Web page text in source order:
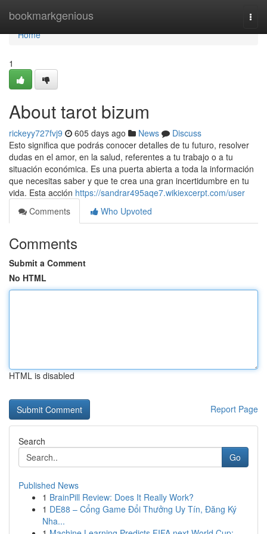
bookmarkgenious
Home
Home
1
About tarot bizum
rickeyy727fvj9 605 days ago News
Discuss
Esto significa que podrás conocer detalles de tu futuro, resolver
dudas en el amor, en la salud, referentes a tu trabajo o a tu
situación económica. Es una puerta abierta a toda la información
que necesitas saber y que te crea una gran incertidumbre en tu
vida. Esta acción https://sandrar495aqe7.wikiexcerpt.com/user
Comments
Who Upvoted
Comments
Submit a Comment
No HTML
HTML is disabled
Report Page
Search
Go
Published News
1 BrainPill Review: Does It Really Work?
1 DE88 – Cổng Game Đổi Thưởng Uy Tín, Đăng Ký
Nha...